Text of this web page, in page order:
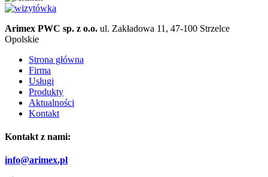
Arimex PWC sp. z o.o. ul. Zakładowa 11, 47-100 Strzelce
Opolskie
Strona główna
Firma
Usługi
Produkty
Aktualności
Kontakt
Kontakt z nami:
info@arimex.pl